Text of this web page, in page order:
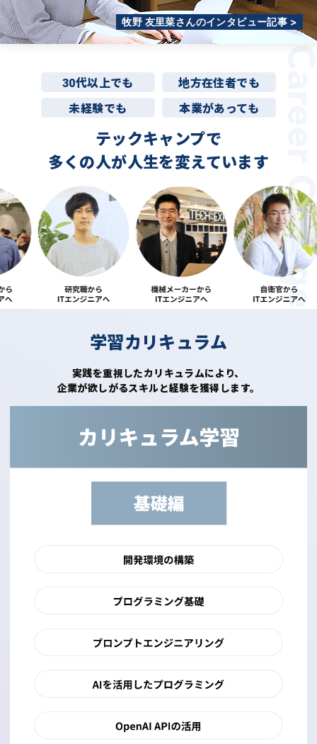
牧野 友里菜さんのインタビュー記事 >
30代以上でも
地方在住者でも
未経験でも
本業があっても
テックキャンプで
多くの人が人生を変えています
学習カリキュラム
実践を重視したカリキュラムにより、
企業が欲しがるスキルと経験を獲得します。